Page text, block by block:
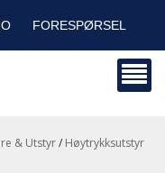
FORESPØRSEL
& Utstyr/ Høytrykksutstyr